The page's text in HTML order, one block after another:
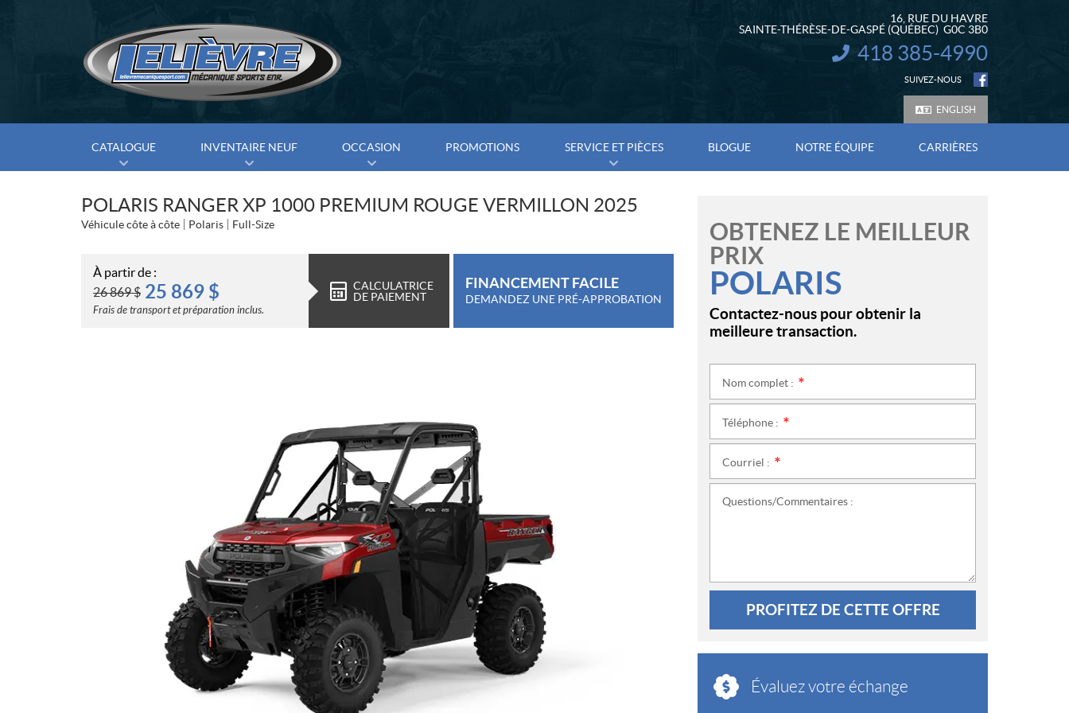
16, RUE DU HAVRE
SAINTE-THÉRÈSE-DE-GASPÉ (QUÉBEC) G0C 3B0
INFORMATION :
418 385-4990
SUIVEZ-NOUS
ENGLISH
CATALOGUE INVENTAIRE NEUF OCCASION PROMOTIONS SERVICE ET PIÈCES BLOGUE NOTRE ÉQUIPE CARRIÈRES
POLARIS RANGER XP 1000 PREMIUM ROUGE VERMILLON 2025
Véhicule côte à côte Polaris Full-Size
À partir de :
26 869$ 25 869 $
Frais de transport et préparation inclus.
CALCULATRICE
DE PAIEMENT
FINANCEMENT FACILE
DEMANDEZ UNE PRÉ-APPROBATION
OBTENEZ LE MEILLEUR
PRIX
POLARIS
Contactez-nous pour obtenir la
meilleure transaction.
Nom complet :
Téléphone :
Courriel :
Questions/Commentaires :
PROFITEZ DE CETTE OFFRE
Évaluez votre échange